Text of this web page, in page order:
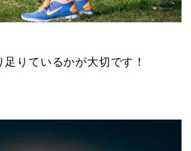
りているかが大切です！